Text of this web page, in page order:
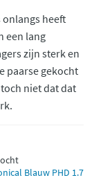
heeft
een lang
zijn sterk en
paarse gekocht
niet dat dat
Blauw PHD 1.7